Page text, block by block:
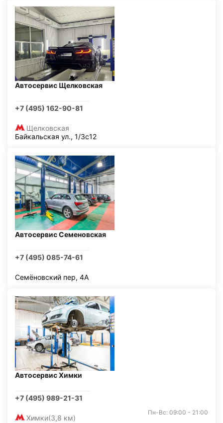
Автосервис Щелковская
+7 (495) 162-90-81
Щелковская
Байкальская ул., 1/3с12
Автосервис Семеновская
+7 (495) 085-74-61
Семёновский пер, 4А
Автосервис Химки
+7 (495) 989-21-31
Химки(3,8 км)
Пн-Вс: 09:00 - 21:00